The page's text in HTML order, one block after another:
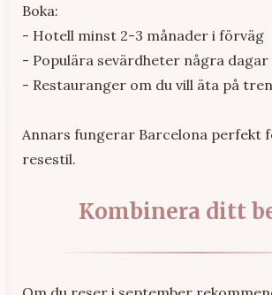
Boka:
- Hotell minst 2-3 månader i förväg
- Populära sevärdheter några dagar
- Restauranger om du vill äta på
Annars fungerar Barcelona perfekt
resestil.
Kombinera ditt